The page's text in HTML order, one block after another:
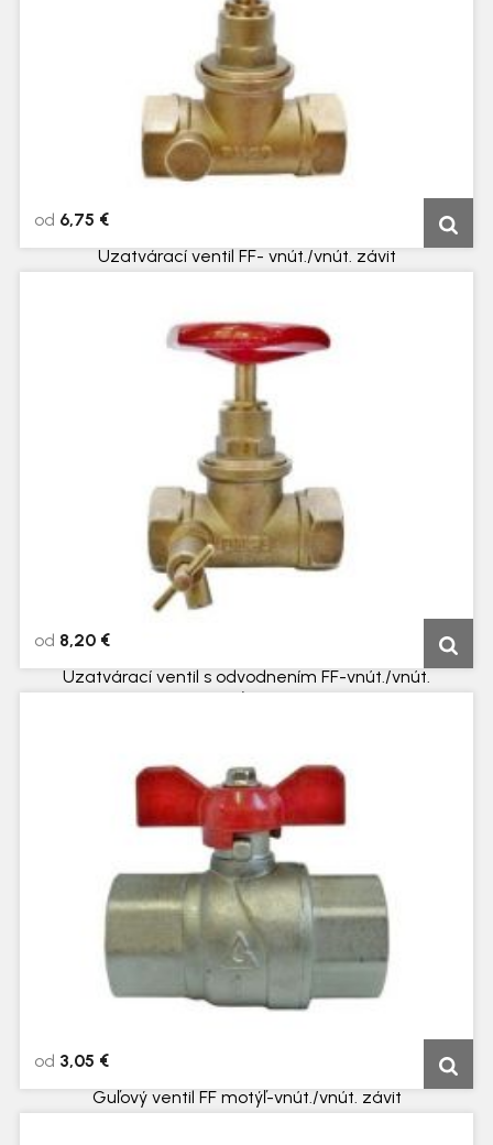
Uzatvárací ventil FF- vnút./vnút. závit
5 dní
od 6,75 €
Uzatvárací ventil s odvodnením FF-vnút./vnút.
závit
od 8,20 €
Guľový ventil FF motýľ-vnút./vnút. závit
od 3,05 €